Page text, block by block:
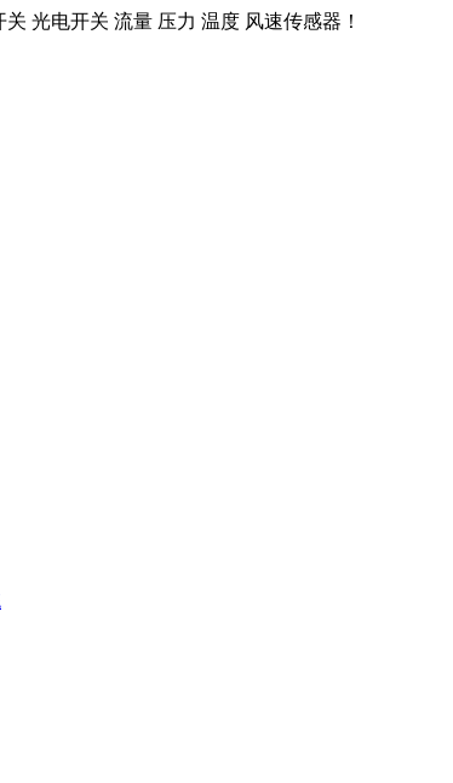
光电开关 流量 压力 温度 风速传感器！